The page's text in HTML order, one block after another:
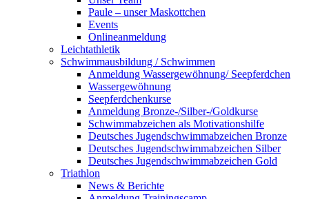
Paule – unser Maskottchen
Events
Onlineanmeldung
Leichtathletik
Schwimmausbildung / Schwimmen
Anmeldung Wassergewöhnung/ Seepferdchen
Wassergewöhnung
Seepferdchenkurse
Anmeldung Bronze-/Silber-/Goldkurse
Schwimmabzeichen als Motivationshilfe
Deutsches Jugendschwimmabzeichen Bronze
Deutsches Jugendschwimmabzeichen Silber
Deutsches Jugendschwimmabzeichen Gold
Triathlon
News & Berichte